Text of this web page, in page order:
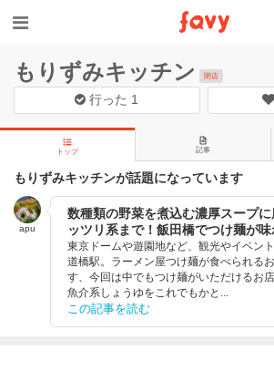
もりずみキッチン 閉店
行った 1
トップ 記事
もりずみキッチンが話題になっています
apu
数種類の野菜を煮込む濃厚スープ
ッツリ系まで！飯田橋でつけ麺が
東京ドームや遊園地など、観光やイベン
道橋駅。ラーメン屋つけ麺が食べられる
す、今回は中でもつけ麺がいただけるお
魚介系しょうゆをこれでもかと...
この記事を読む